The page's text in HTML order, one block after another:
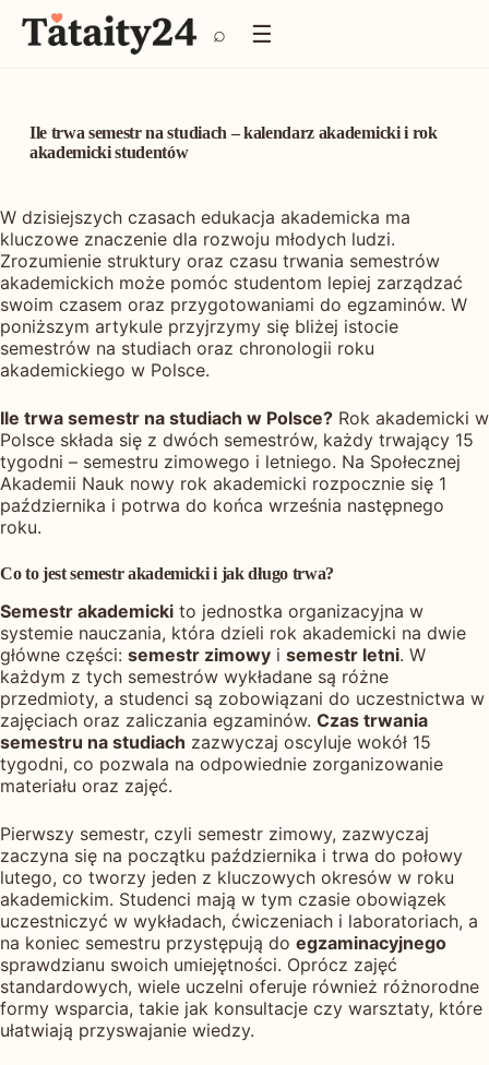
P
r
d
ź
t
r
e
ś
c
i
⌕ ☰
Ile trwa semestr na studiach – kalendarz akademicki i rok
akademicki studentów
W dzisiejszych czasach edukacja akademicka ma
kluczowe znaczenie dla rozwoju młodych ludzi.
Zrozumienie struktury oraz czasu trwania semestrów
akademickich może pomóc studentom lepiej zarządzać
swoim czasem oraz przygotowaniami do egzaminów. W
poniższym artykule przyjrzymy się bliżej istocie
semestrów na studiach oraz chronologii roku
akademickiego w Polsce.
Ile trwa semestr na studiach w Polsce? Rok akademicki w
Polsce składa się z dwóch semestrów, każdy trwający 15
tygodni – semestru zimowego i letniego. Na Społecznej
Akademii Nauk nowy rok akademicki rozpocznie się 1
października i potrwa do końca września następnego
roku.
Co to jest semestr akademicki i jak długo trwa?
Semestr akademicki to jednostka organizacyjna w
systemie nauczania, która dzieli rok akademicki na dwie
główne części: semestr zimowy i semestr letni. W
każdym z tych semestrów wykładane są różne
przedmioty, a studenci są zobowiązani do uczestnictwa w
zajęciach oraz zaliczania egzaminów. Czas trwania
semestru na studiach zazwyczaj oscyluje wokół 15
tygodni, co pozwala na odpowiednie zorganizowanie
materiału oraz zajęć.
Pierwszy semestr, czyli semestr zimowy, zazwyczaj
zaczyna się na początku października i trwa do połowy
lutego, co tworzy jeden z kluczowych okresów w roku
akademickim. Studenci mają w tym czasie obowiązek
uczestniczyć w wykładach, ćwiczeniach i laboratoriach, a
na koniec semestru przystępują do egzaminacyjnego
sprawdzianu swoich umiejętności. Oprócz zajęć
standardowych, wiele uczelni oferuje również różnorodne
formy wsparcia, takie jak konsultacje czy warsztaty, które
ułatwiają przyswajanie wiedzy.